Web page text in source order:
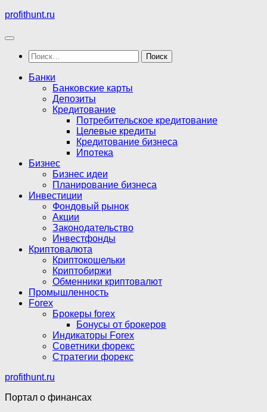
Перейти
содержимому
profithunt.ru
Найти:
Банки
Банковские карты
Депозиты
Кредитование
Потребительское кредитование
Целевые кредиты
Кредитование бизнеса
Ипотека
Бизнес
Бизнес идеи
Планирование бизнеса
Инвестиции
Фондовый рынок
Акции
Законодательство
Инвестфонды
Криптовалюта
Криптокошельки
Криптобиржи
Обменники криптовалют
Промышленность
Forex
Брокеры forex
Бонусы от брокеров
Индикаторы Forex
Советники форекс
Стратегии форекс
profithunt.ru
Портал о финансах